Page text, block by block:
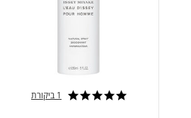
5.0 star rating 1 ביקורת